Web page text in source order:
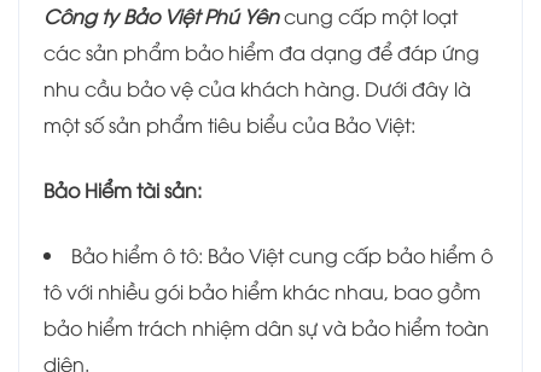
Công ty Bảo Việt Phú Yêncung cấp một loạt
các sản phẩm bảo hiểm đa dạng để đáp ứng
nhu cầu bảo vệ của khách hàng. Dưới đây là
một số sản phẩm tiêu biểu của Bảo Việt:
Bảo Hiểm tài sản:
Bảo hiểm ô tô: Bảo Việt cung cấp bảo hiểm ô
tô với nhiều gói bảo hiểm khác nhau, bao gồm
bảo hiểm trách nhiệm dân sự và bảo hiểm toàn
diện.